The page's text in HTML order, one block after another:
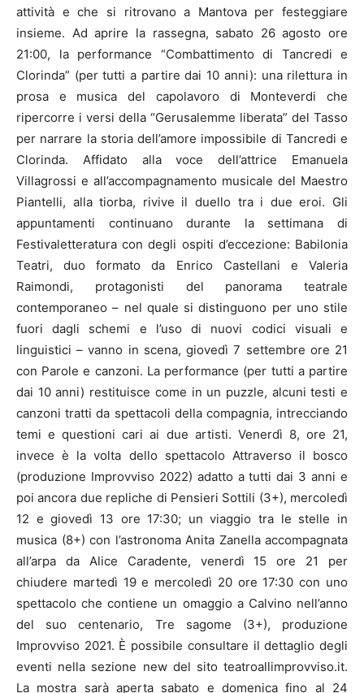
attività e che si ritrovano a Mantova per festeggiare
insieme. Ad aprire la rassegna, sabato 26 agosto ore
21:00, la performance “Combattimento di Tancredi e
Clorinda” (per tutti a partire dai 10 anni): una rilettura in
prosa e musica del capolavoro di Monteverdi che
ripercorre i versi della “Gerusalemme liberata” del Tasso
per narrare la storia dell’amore impossibile di Tancredi e
Clorinda. Affidato alla voce dell’attrice Emanuela
Villagrossi e all’accompagnamento musicale del Maestro
Piantelli, alla tiorba, rivive il duello tra i due eroi. Gli
appuntamenti continuano durante la settimana di
Festivaletteratura con degli ospiti d’eccezione: Babilonia
Teatri, duo formato da Enrico Castellani e Valeria
Raimondi, protagonisti del panorama teatrale
contemporaneo – nel quale si distinguono per uno stile
fuori dagli schemi e l’uso di nuovi codici visuali e
linguistici – vanno in scena, giovedì 7 settembre ore 21
con Parole e canzoni. La performance (per tutti a partire
dai 10 anni) restituisce come in un puzzle, alcuni testi e
canzoni tratti da spettacoli della compagnia, intrecciando
temi e questioni cari ai due artisti. Venerdì 8, ore 21,
invece è la volta dello spettacolo Attraverso il bosco
(produzione Improvviso 2022) adatto a tutti dai 3 anni e
poi ancora due repliche di Pensieri Sottili (3+), mercoledì
12 e giovedì 13 ore 17:30; un viaggio tra le stelle in
musica (8+) con l’astronoma Anita Zanella accompagnata
all’arpa da Alice Caradente, venerdì 15 ore 21 per
chiudere martedì 19 e mercoledì 20 ore 17:30 con uno
spettacolo che contiene un omaggio a Calvino nell’anno
del suo centenario, Tre sagome (3+), produzione
Improvviso 2021. È possibile consultare il dettaglio degli
eventi nella sezione new del sito teatroallimprovviso.it.
La mostra sarà aperta sabato e domenica fino al 24